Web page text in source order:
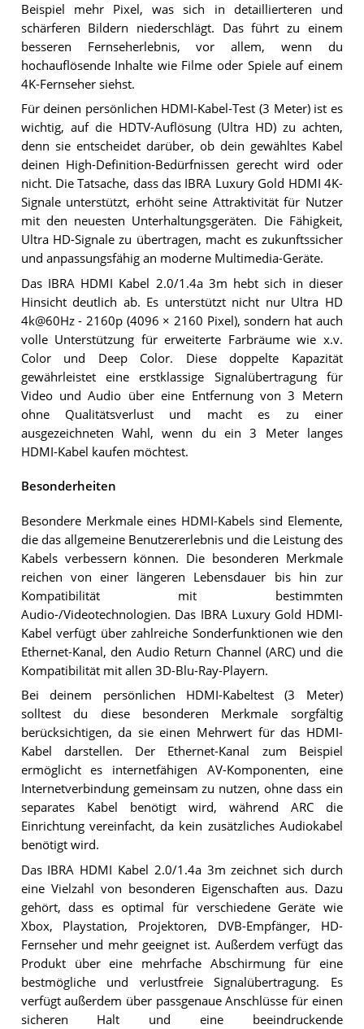
Beispiel mehr Pixel, was sich in detaillierteren und
schärferen Bildern niederschlägt. Das führt zu einem
besseren Fernseherlebnis, vor allem, wenn du
hochauflösende Inhalte wie Filme oder Spiele auf einem
4K-Fernseher siehst.
Für deinen persönlichen HDMI-Kabel-Test (3 Meter) ist es
wichtig, auf die HDTV-Auflösung (Ultra HD) zu achten,
denn sie entscheidet darüber, ob dein gewähltes Kabel
deinen High-Definition-Bedürfnissen gerecht wird oder
nicht. Die Tatsache, dass das IBRA Luxury Gold HDMI 4K-
Signale unterstützt, erhöht seine Attraktivität für Nutzer
mit den neuesten Unterhaltungsgeräten. Die Fähigkeit,
Ultra HD-Signale zu übertragen, macht es zukunftssicher
und anpassungsfähig an moderne Multimedia-Geräte.
Das IBRA HDMI Kabel 2.0/1.4a 3m hebt sich in dieser
Hinsicht deutlich ab. Es unterstützt nicht nur Ultra HD
4k@60Hz - 2160p (4096 × 2160 Pixel), sondern hat auch
volle Unterstützung für erweiterte Farbräume wie x.v.
Color und Deep Color. Diese doppelte Kapazität
gewährleistet eine erstklassige Signalübertragung für
Video und Audio über eine Entfernung von 3 Metern
ohne Qualitätsverlust und macht es zu einer
ausgezeichneten Wahl, wenn du ein 3 Meter langes
HDMI-Kabel kaufen möchtest.
Besonderheiten
Besondere Merkmale eines HDMI-Kabels sind Elemente,
die das allgemeine Benutzererlebnis und die Leistung des
Kabels verbessern können. Die besonderen Merkmale
reichen von einer längeren Lebensdauer bis hin zur
Kompatibilität mit bestimmten
Audio-/Videotechnologien. Das IBRA Luxury Gold HDMI-
Kabel verfügt über zahlreiche Sonderfunktionen wie den
Ethernet-Kanal, den Audio Return Channel (ARC) und die
Kompatibilität mit allen 3D-Blu-Ray-Playern.
Bei deinem persönlichen HDMI-Kabeltest (3 Meter)
solltest du diese besonderen Merkmale sorgfältig
berücksichtigen, da sie einen Mehrwert für das HDMI-
Kabel darstellen. Der Ethernet-Kanal zum Beispiel
ermöglicht es internetfähigen AV-Komponenten, eine
Internetverbindung gemeinsam zu nutzen, ohne dass ein
separates Kabel benötigt wird, während ARC die
Einrichtung vereinfacht, da kein zusätzliches Audiokabel
benötigt wird.
Das IBRA HDMI Kabel 2.0/1.4a 3m zeichnet sich durch
eine Vielzahl von besonderen Eigenschaften aus. Dazu
gehört, dass es optimal für verschiedene Geräte wie
Xbox, Playstation, Projektoren, DVB-Empfänger, HD-
Fernseher und mehr geeignet ist. Außerdem verfügt das
Produkt über eine mehrfache Abschirmung für eine
bestmögliche und verlustfreie Signalübertragung. Es
verfügt außerdem über passgenaue Anschlüsse für einen
sicheren Halt und eine beeindruckende